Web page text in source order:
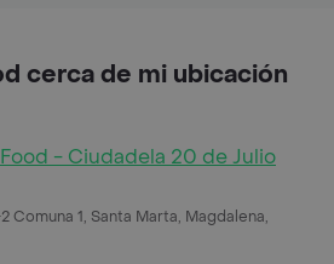
cerca de mi ubicación
- Ciudadela 20 de Julio
Comuna 1, Santa Marta, Magdalena,